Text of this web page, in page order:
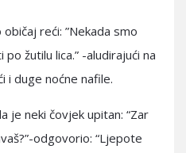
reći: ”Nekada smo
žutilu lica.” -aludirajući na
i duge noćne nafile.
je neki čovjek upitan: “Zar
odgovorio: “Ljepote